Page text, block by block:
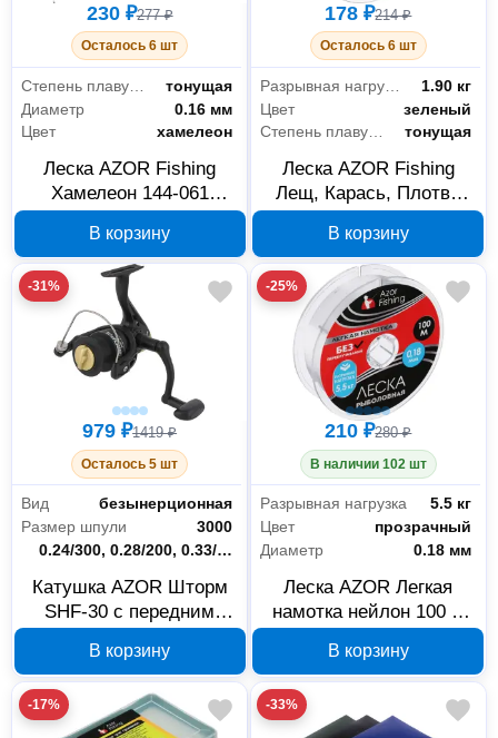
230 ₽277 ₽
Осталось 6 шт
тонущая
Диаметр
0.16 мм
Цвет
хамелеон
Леска AZOR Fishing
Хамелеон 144-061
3.9 кг
В корзину
178 ₽214 ₽
Осталось 6 шт
Разрывная нагрузка
1.90 кг
Цвет
зеленый
Степень плавучести
тонущая
Леска AZOR Fishing
Лещ, Карась, Плотва
0.12 мм 1.90 кг
В корзину
-31%
979 ₽1419 ₽
Осталось 5 шт
Вид
безынерционная
Размер шпули
3000
Вместимость шпули (мм/м)0.24/300, 0.28/200, 0.33/1500
Катушка AZOR Шторм
SHF-30 с передним
В корзину
-25%
210 ₽280 ₽
В наличии 102 шт
Разрывная нагрузка
5.5 кг
Цвет
прозрачный
Диаметр
0.18 мм
Леска AZOR Легкая
намотка нейлон 100 м
В корзину
-17% -33%